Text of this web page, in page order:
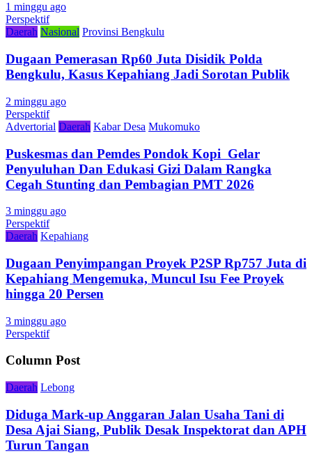
1 minggu ago
Perspektif
Daerah Nasional Provinsi Bengkulu
Dugaan Pemerasan Rp60 Juta Disidik Polda
Bengkulu, Kasus Kepahiang Jadi Sorotan Publik
2 minggu ago
Perspektif
Advertorial Daerah Kabar Desa Mukomuko
Puskesmas dan Pemdes Pondok Kopi Gelar
Penyuluhan Dan Edukasi Gizi Dalam Rangka
Cegah Stunting dan Pembagian PMT 2026
3 minggu ago
Perspektif
Daerah Kepahiang
Dugaan Penyimpangan Proyek P2SP Rp757 Juta di
Kepahiang Mengemuka, Muncul Isu Fee Proyek
hingga 20 Persen
3 minggu ago
Perspektif
Column Post
Daerah Lebong
Diduga Mark-up Anggaran Jalan Usaha Tani di
Desa Ajai Siang, Publik Desak Inspektorat dan APH
Turun Tangan